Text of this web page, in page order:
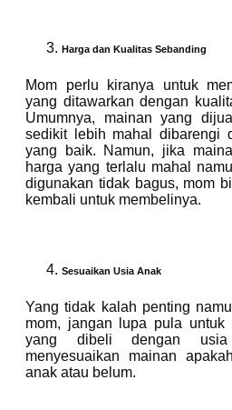
Harga dan Kualitas Sebanding
Mom perlu kiranya untuk
yang ditawarkan dengan
Umumnya, mainan yang
sedikit lebih mahal dibarengi
yang baik. Namun, jika
harga yang terlalu mahal
digunakan tidak bagus, mom
kembali untuk membelinya.
Sesuaikan Usia Anak
Yang tidak kalah penting
mom, jangan lupa pula untuk
yang dibeli dengan
menyesuaikan mainan
anak atau belum.